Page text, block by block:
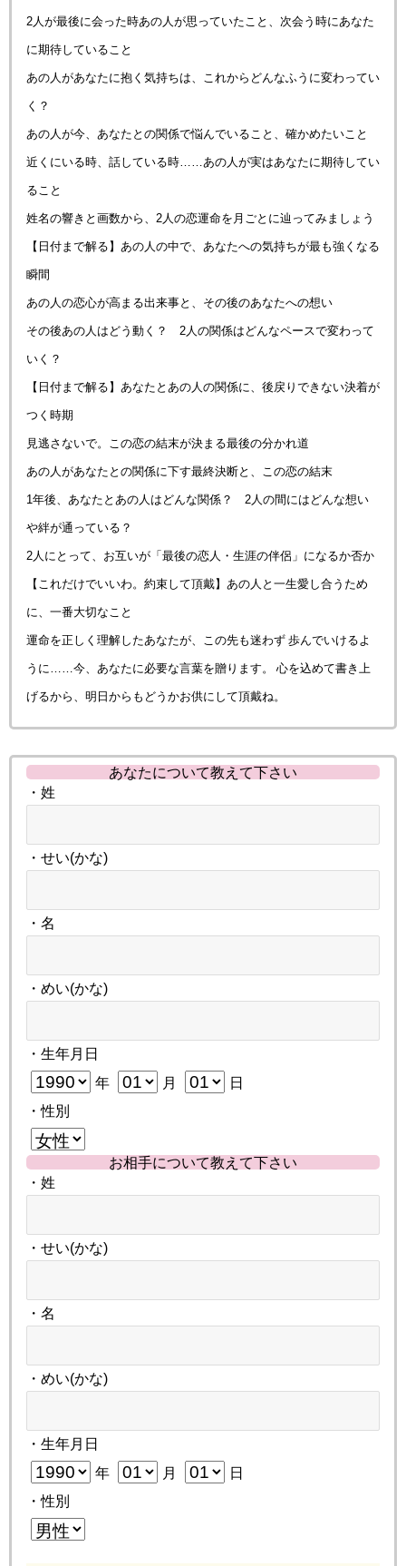
2人が最後に会った時あの人が思っていたこと、次会う時にあなた
に期待していること
あの人があなたに抱く気持ちは、これからどんなふうに変わってい
く？
あの人が今、あなたとの関係で悩んでいること、確かめたいこと
近くにいる時、話している時……あの人が実はあなたに期待してい
ること
姓名の響きと画数から、2人の恋運命を月ごとに辿ってみましょう
【日付まで解る】あの人の中で、あなたへの気持ちが最も強くなる
瞬間
あの人の恋心が高まる出来事と、その後のあなたへの想い
その後あの人はどう動く？ 2人の関係はどんなペースで変わって
いく？
【日付まで解る】あなたとあの人の関係に、後戻りできない決着が
つく時期
見逃さないで。この恋の結末が決まる最後の分かれ道
あの人があなたとの関係に下す最終決断と、この恋の結末
1年後、あなたとあの人はどんな関係？ 2人の間にはどんな想い
や絆が通っている？
2人にとって、お互いが「最後の恋人・生涯の伴侶」になるか否か
【これだけでいいわ。約束して頂戴】あの人と一生愛し合うため
に、一番大切なこと
運命を正しく理解したあなたが、この先も迷わず 歩んでいけるよ
うに……今、あなたに必要な言葉を贈ります。 心を込めて書き上
げるから、明日からもどうかお供にして頂戴ね。
あなたについて教えて下さい
・姓
・せい(かな)
・名
・めい(かな)
・生年月日
年 月
日
・性別
お相手について教えて下さい
・姓
・せい(かな)
・名
・めい(かな)
・生年月日
年 月
日
・性別